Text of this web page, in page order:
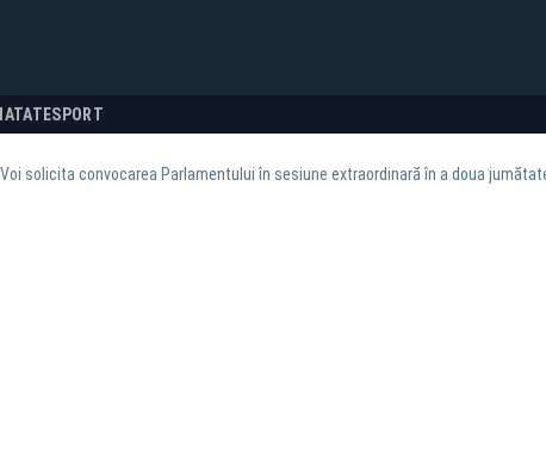
SPORT
solicita convocarea Parlamentului în sesiune extraordinară în a doua